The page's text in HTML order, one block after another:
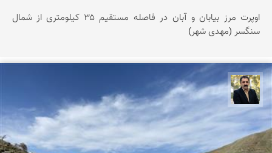
اوپرت مرز بیابان و آبان در فاصله مستقیم ۳۵ کیلومتری از شمال
سنگسر (مهدی شهر)
عدنان مرادی